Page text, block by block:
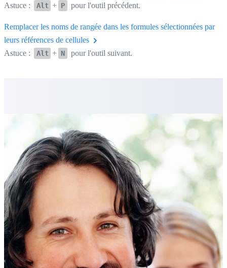
Astuce :
Alt + P pour l'outil précédent.
Remplacer les noms de rangée dans les formules sélectionnées par
leurs références de cellules
Astuce :
Alt + N pour l'outil suivant.